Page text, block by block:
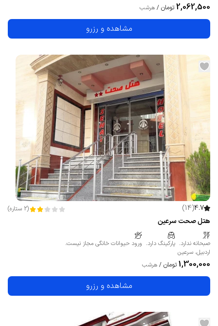
2,062,500 تومان / هرشب
مشاهده و رزرو
4.7
(
14
)
(
2 ستاره)
هتل صحت سرعین
صبحانه ندارد. پارکینگ دارد. ورود حیوانات خانگی مجاز نیست.
اردبیل، سرعین
1,300,000 تومان / هرشب
مشاهده و رزرو